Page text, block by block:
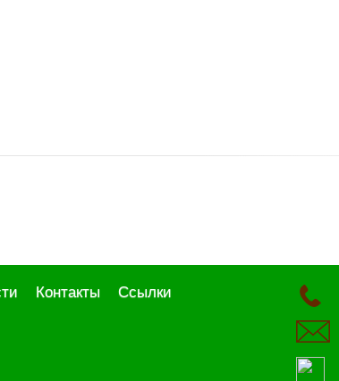
Контакты Ссылки